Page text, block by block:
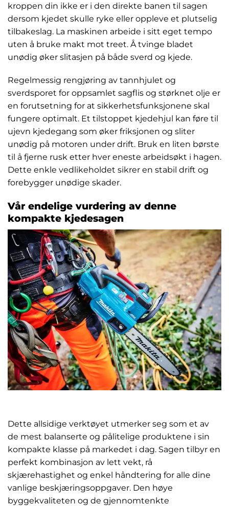
kroppen din ikke er i den direkte banen til sagen
dersom kjedet skulle ryke eller oppleve et plutselig
tilbakeslag. La maskinen arbeide i sitt eget tempo
uten å bruke makt mot treet. Å tvinge bladet
unødig øker slitasjen på både sverd og kjede.
Regelmessig rengjøring av tannhjulet og
sverdsporet for oppsamlet sagflis og størknet olje er
en forutsetning for at sikkerhetsfunksjonene skal
fungere optimalt. Et tilstoppet kjedehjul kan føre til
ujevn kjedegang som øker friksjonen og sliter
unødig på motoren under drift. Bruk en liten børste
til å fjerne rusk etter hver eneste arbeidsøkt i hagen.
Dette enkle vedlikeholdet sikrer en stabil drift og
forebygger unødige skader.
Vår endelige vurdering av denne
kompakte kjedesagen
Dette allsidige verktøyet utmerker seg som et av
de mest balanserte og pålitelige produktene i sin
kompakte klasse på markedet i dag. Sagen tilbyr en
perfekt kombinasjon av lett vekt, rå
skjærehastighet og enkel håndtering for alle dine
vanlige beskjæringsoppgaver. Den høye
byggekvaliteten og de gjennomtenkte